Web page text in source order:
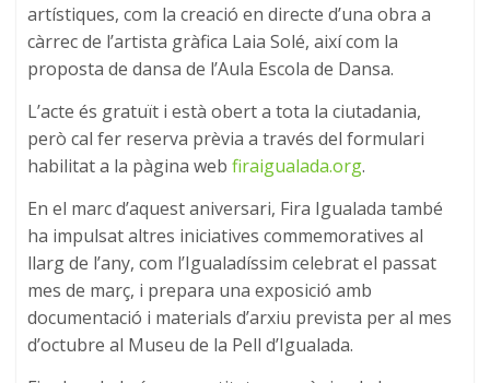
artístiques, com la creació en directe d’una obra a
càrrec de l’artista gràfica Laia Solé, així com la
proposta de dansa de l’Aula Escola de Dansa.
L’acte és gratuït i està obert a tota la ciutadania,
però cal fer reserva prèvia a través del formulari
habilitat a la pàgina web firaigualada.org.
En el marc d’aquest aniversari, Fira Igualada també
ha impulsat altres iniciatives commemoratives al
llarg de l’any, com l’Igualadíssim celebrat el passat
mes de març, i prepara una exposició amb
documentació i materials d’arxiu prevista per al mes
d’octubre al Museu de la Pell d’Igualada.